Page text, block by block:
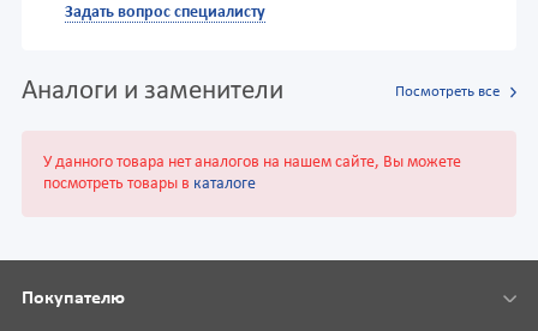
Задать вопрос специалисту
Аналоги и заменители Посмотреть все
У данного товара нет аналогов на нашем сайте, Вы можете
посмотреть товары в каталоге
Покупателю